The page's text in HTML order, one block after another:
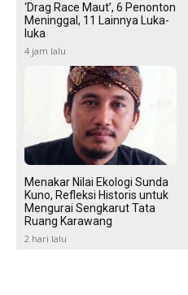
‘Drag Race Maut’, 6 Penonton
Meninggal, 11 Lainnya Luka-
luka
4 jam lalu
Menakar Nilai Ekologi Sunda
Kuno, Refleksi Historis untuk
Mengurai Sengkarut Tata
Ruang Karawang
2 hari lalu